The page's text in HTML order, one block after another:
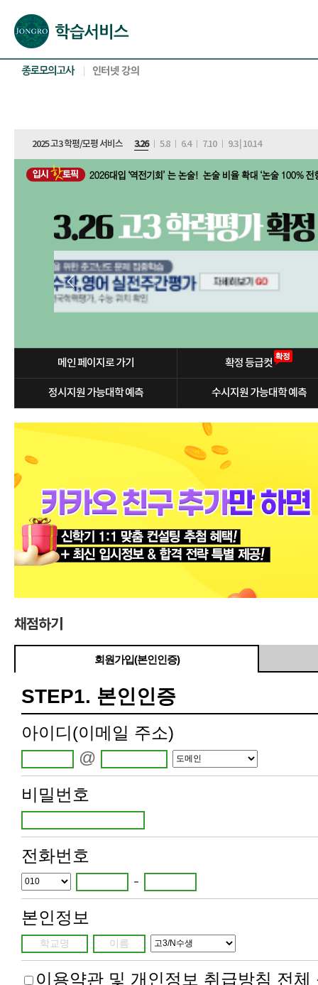
2025 고3 학평/모평 서비스 3.26ㅣ 5.8ㅣ 6.4ㅣ 7.10ㅣ 9.3| 10.14
메인 페이지로 가기 확정 등급컷
정시지원 가능대학 예측 수시지원 가능대학 예측
채점하기